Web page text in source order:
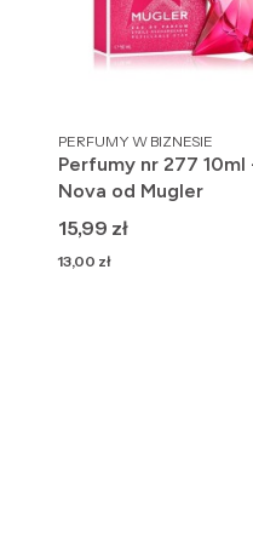
PRODUCENT
PERFUMY W BIZNESIE
Perfumy nr 277
Nova od Mugler
Cena
15,99 zł
Cena
13,00 zł